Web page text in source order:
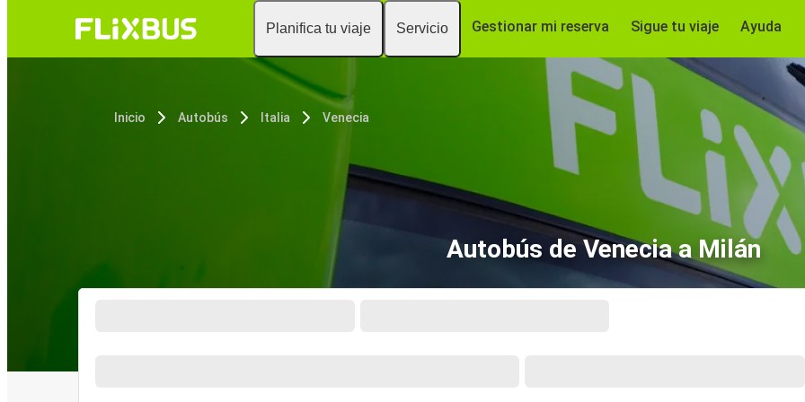
Planifica tu viaje Servicio Gestionar mi reserva Sigue tu viaje Ayuda
Inicio Autobús Italia Venecia
Autobús de Venecia a Milán